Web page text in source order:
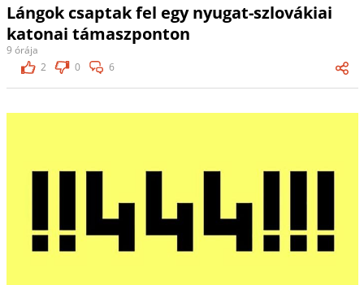
Lángok csaptak fel egy nyugat-szlovákiai
katonai támaszponton
9 órája
2
0 6